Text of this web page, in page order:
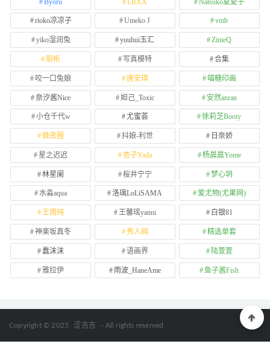
rioko凉凉子 Umeko J vmb
yiko湿润兔 yuuhui玉汇 ZinieQ
丽柜 写真模特 合集
咬一口兔娘 唐安琪 喵糖印画
奈汐酱Nice 妲己_Toxic 安然anran
小仓千代w 尤蜜荟 徐莉芝Booty
微密圈 抖娘-利世 日奈娇
星之迟迟 杏子Yada 杨晨晨Yome
林星阑 桜井宁宁 梦心玥
水淼aqua 洛璃LoLiSAMA 爱尤物(尤果网)
王雨纯 王馨瑶yanni 白银81
神楽坂真冬 秀人网 精选单套
蠢沫沫 语画界 陆萱萱
雅拉伊 雨波_HaneAme 鱼子酱Fish
Copyright © 2025 涩吉吉 - All rights reserved